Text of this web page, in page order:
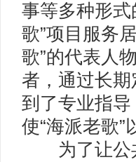
事等多种形
歌”项目服务
歌”的代表人
者，通过长期
到了专业指
使“海派老歌
为了让公共